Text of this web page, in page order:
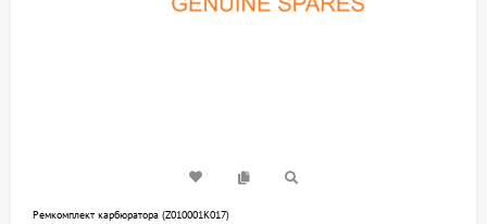
Ремкомплект карбюратора (Z010001K017)